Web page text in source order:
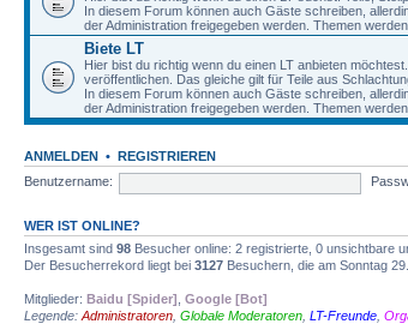
In diesem Forum können auch Gäste schreiben,
der Administration freigegeben werden. Themen
Biete LT
Hier bist du richtig wenn du einen LT anbieten
veröffentlichen. Das gleiche gilt für Teile aus
In diesem Forum können auch Gäste schreiben,
der Administration freigegeben werden. Themen
ANMELDEN • REGISTRIEREN
Benutzername:
WER IST ONLINE?
Insgesamt sind 98 Besucher online: 2 registrierte, 0 unsichtbare
Der Besucherrekord liegt bei 3127 Besuchern, die am Sonntag
Mitglieder: Baidu [Spider] Google [Bot]
Legende: Administratoren Globale Moderatoren LT-Freunde